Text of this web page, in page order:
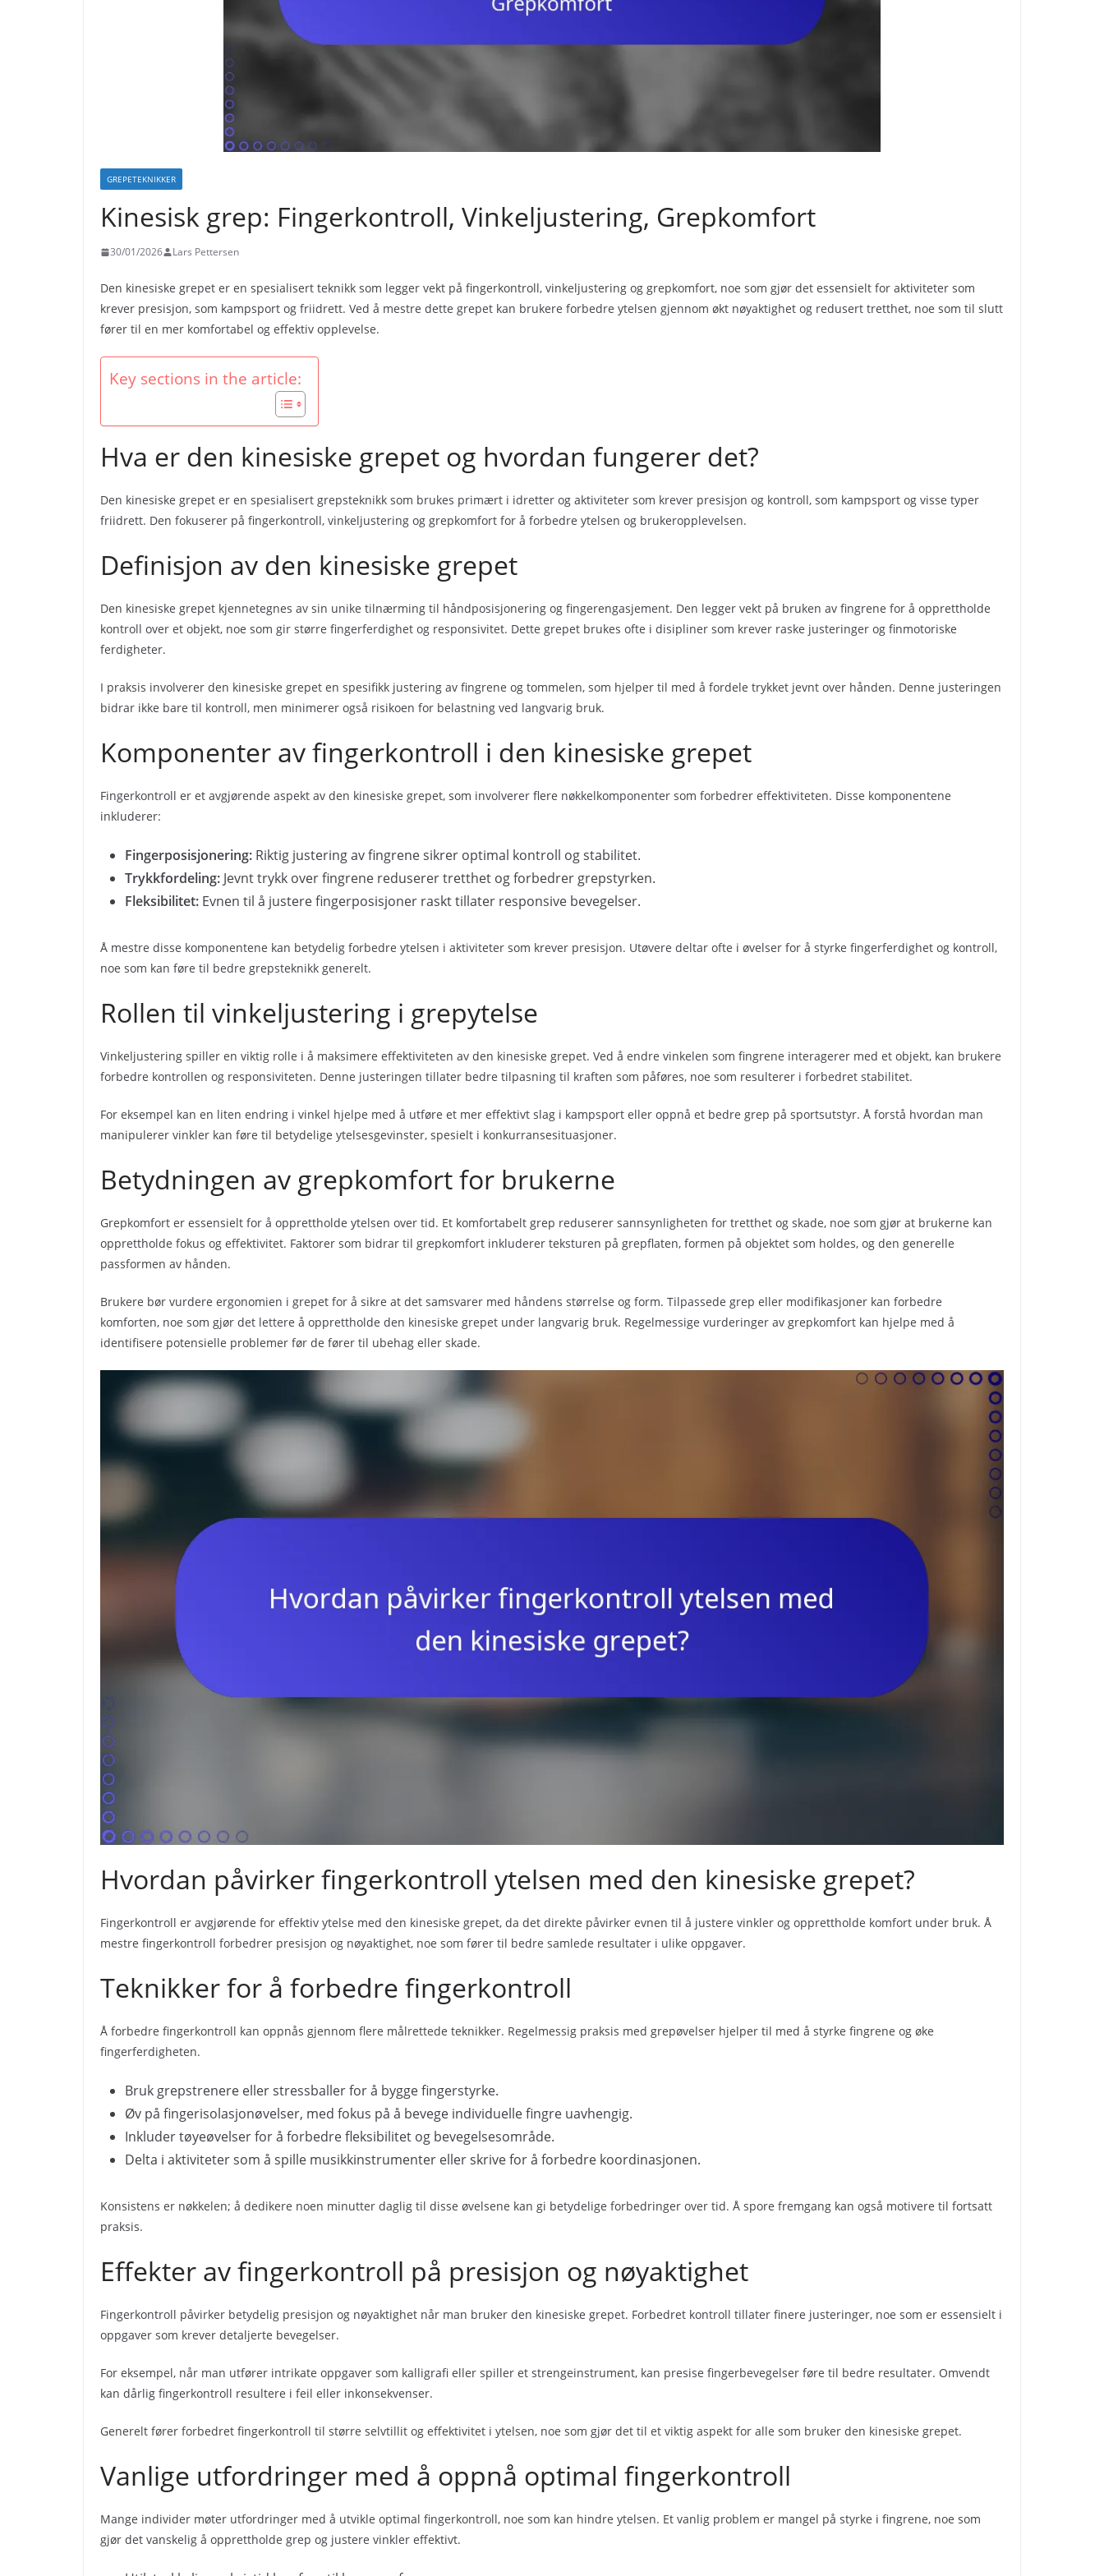
GREPETEKNIKKER
Kinesisk grep: Fingerkontroll, Vinkeljustering, Grepkomfort
30/01/2026 Lars Pettersen
Den kinesiske grepet er en spesialisert teknikk som legger vekt på fingerkontroll, vinkeljustering og grepkomfort, noe som gjør det essensielt for aktiviteter som
krever presisjon, som kampsport og friidrett. Ved å mestre dette grepet kan brukere forbedre ytelsen gjennom økt nøyaktighet og redusert tretthet, noe som til slutt
fører til en mer komfortabel og effektiv opplevelse.
Key sections in the article:
Hva er den kinesiske grepet og hvordan fungerer det?
Den kinesiske grepet er en spesialisert grepsteknikk som brukes primært i idretter og aktiviteter som krever presisjon og kontroll, som kampsport og visse typer
friidrett. Den fokuserer på fingerkontroll, vinkeljustering og grepkomfort for å forbedre ytelsen og brukeropplevelsen.
Definisjon av den kinesiske grepet
Den kinesiske grepet kjennetegnes av sin unike tilnærming til håndposisjonering og fingerengasjement. Den legger vekt på bruken av fingrene for å opprettholde
kontroll over et objekt, noe som gir større fingerferdighet og responsivitet. Dette grepet brukes ofte i disipliner som krever raske justeringer og finmotoriske
ferdigheter.
I praksis involverer den kinesiske grepet en spesifikk justering av fingrene og tommelen, som hjelper til med å fordele trykket jevnt over hånden. Denne justeringen
bidrar ikke bare til kontroll, men minimerer også risikoen for belastning ved langvarig bruk.
Komponenter av fingerkontroll i den kinesiske grepet
Fingerkontroll er et avgjørende aspekt av den kinesiske grepet, som involverer flere nøkkelkomponenter som forbedrer effektiviteten. Disse komponentene
inkluderer:
Fingerposisjonering: Riktig justering av fingrene sikrer optimal kontroll og stabilitet.
Trykkfordeling: Jevnt trykk over fingrene reduserer tretthet og forbedrer grepstyrken.
Fleksibilitet: Evnen til å justere fingerposisjoner raskt tillater responsive bevegelser.
Å mestre disse komponentene kan betydelig forbedre ytelsen i aktiviteter som krever presisjon. Utøvere deltar ofte i øvelser for å styrke fingerferdighet og kontroll,
noe som kan føre til bedre grepsteknikk generelt.
Rollen til vinkeljustering i grepytelse
Vinkeljustering spiller en viktig rolle i å maksimere effektiviteten av den kinesiske grepet. Ved å endre vinkelen som fingrene interagerer med et objekt, kan brukere
forbedre kontrollen og responsiviteten. Denne justeringen tillater bedre tilpasning til kraften som påføres, noe som resulterer i forbedret stabilitet.
For eksempel kan en liten endring i vinkel hjelpe med å utføre et mer effektivt slag i kampsport eller oppnå et bedre grep på sportsutstyr. Å forstå hvordan man
manipulerer vinkler kan føre til betydelige ytelsesgevinster, spesielt i konkurransesituasjoner.
Betydningen av grepkomfort for brukerne
Grepkomfort er essensielt for å opprettholde ytelsen over tid. Et komfortabelt grep reduserer sannsynligheten for tretthet og skade, noe som gjør at brukerne kan
opprettholde fokus og effektivitet. Faktorer som bidrar til grepkomfort inkluderer teksturen på grepflaten, formen på objektet som holdes, og den generelle
passformen av hånden.
Brukere bør vurdere ergonomien i grepet for å sikre at det samsvarer med håndens størrelse og form. Tilpassede grep eller modifikasjoner kan forbedre
komforten, noe som gjør det lettere å opprettholde den kinesiske grepet under langvarig bruk. Regelmessige vurderinger av grepkomfort kan hjelpe med å
identifisere potensielle problemer før de fører til ubehag eller skade.
Hvordan påvirker fingerkontroll ytelsen med den kinesiske grepet?
Fingerkontroll er avgjørende for effektiv ytelse med den kinesiske grepet, da det direkte påvirker evnen til å justere vinkler og opprettholde komfort under bruk. Å
mestre fingerkontroll forbedrer presisjon og nøyaktighet, noe som fører til bedre samlede resultater i ulike oppgaver.
Teknikker for å forbedre fingerkontroll
Å forbedre fingerkontroll kan oppnås gjennom flere målrettede teknikker. Regelmessig praksis med grepøvelser hjelper til med å styrke fingrene og øke
fingerferdigheten.
Bruk grepstrenere eller stressballer for å bygge fingerstyrke.
Øv på fingerisolasjonøvelser, med fokus på å bevege individuelle fingre uavhengig.
Inkluder tøyeøvelser for å forbedre fleksibilitet og bevegelsesområde.
Delta i aktiviteter som å spille musikkinstrumenter eller skrive for å forbedre koordinasjonen.
Konsistens er nøkkelen; å dedikere noen minutter daglig til disse øvelsene kan gi betydelige forbedringer over tid. Å spore fremgang kan også motivere til fortsatt
praksis.
Effekter av fingerkontroll på presisjon og nøyaktighet
Fingerkontroll påvirker betydelig presisjon og nøyaktighet når man bruker den kinesiske grepet. Forbedret kontroll tillater finere justeringer, noe som er essensielt i
oppgaver som krever detaljerte bevegelser.
For eksempel, når man utfører intrikate oppgaver som kalligrafi eller spiller et strengeinstrument, kan presise fingerbevegelser føre til bedre resultater. Omvendt
kan dårlig fingerkontroll resultere i feil eller inkonsekvenser.
Generelt fører forbedret fingerkontroll til større selvtillit og effektivitet i ytelsen, noe som gjør det til et viktig aspekt for alle som bruker den kinesiske grepet.
Vanlige utfordringer med å oppnå optimal fingerkontroll
Mange individer møter utfordringer med å utvikle optimal fingerkontroll, noe som kan hindre ytelsen. Et vanlig problem er mangel på styrke i fingrene, noe som
gjør det vanskelig å opprettholde grep og justere vinkler effektivt.